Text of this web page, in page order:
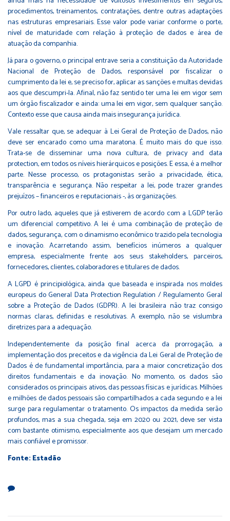
procedimentos, treinamentos, contratações, dentre outras adaptações
nas estruturas empresariais. Esse valor pode variar conforme o porte,
nível de maturidade com relação à proteção de dados e área de
atuação da companhia.
Já para o governo, o principal entrave seria a constituição da Autoridade
Nacional de Proteção de Dados, responsável por fiscalizar o
cumprimento da lei e, se preciso for, aplicar as sanções e multas devidas
aos que descumpri-la. Afinal, não faz sentido ter uma lei em vigor sem
um órgão fiscalizador e ainda: uma lei em vigor, sem qualquer sanção.
Contexto esse que causa ainda mais insegurança jurídica.
Vale ressaltar que, se adequar à Lei Geral de Proteção de Dados, não
deve ser encarado como uma maratona. É muito mais do que isso.
Trata-se de disseminar uma nova cultura, de privacy and data
protection, em todos os níveis hierárquicos e posições. E essa, é a melhor
parte. Nesse processo, os protagonistas serão a privacidade, ética,
transparência e segurança. Não respeitar a lei, pode trazer grandes
prejuízos – financeiros e reputacionais -, às organizações.
Por outro lado, aqueles que já estiverem de acordo com a LGDP terão
um diferencial competitivo. A lei é uma combinação de proteção de
dados, segurança, com o dinamismo econômico trazido pela tecnologia
e inovação. Acarretando assim, benefícios inúmeros a qualquer
empresa, especialmente frente aos seus stakeholders, parceiros,
fornecedores, clientes, colaboradores e titulares de dados.
A LGPD é principiológica, ainda que baseada e inspirada nos moldes
europeus do General Data Protection Regulation / Regulamento Geral
sobre a Proteção de Dados (GDPR). A lei brasileira não traz consigo
normas claras, definidas e resolutivas. A exemplo, não se vislumbra
diretrizes para a adequação.
Independentemente da posição final acerca da prorrogação, a
implementação dos preceitos e da vigência da Lei Geral de Proteção de
Dados é de fundamental importância, para a maior concretização dos
direitos fundamentais e da inovação. No momento, os dados são
considerados os principais ativos, das pessoas físicas e jurídicas. Milhões
e milhões de dados pessoais são compartilhados a cada segundo e a lei
surge para regulamentar o tratamento. Os impactos da medida serão
profundos, mas a sua chegada, seja em 2020 ou 2021, deve ser vista
com bastante otimismo, especialmente aos que desejam um mercado
mais confiável e promissor.
Fonte: Estadão